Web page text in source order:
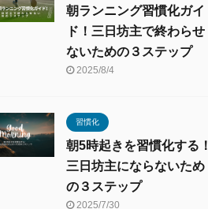
朝ランニング習慣化ガイ
ド！三日坊主で終わらせ
ないための３ステップ
2025/8/4
習慣化
朝5時起きを習慣化する！
三日坊主にならないため
の３ステップ
2025/7/30